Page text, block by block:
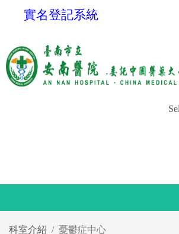
實名登記系統
科室介紹 憂鬱症中心